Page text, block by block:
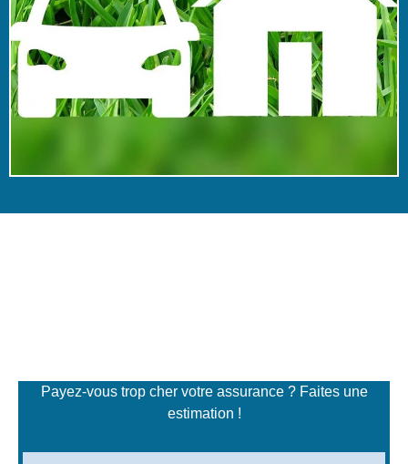
Payez-vous trop cher votre assurance ? Faites une
estimation !